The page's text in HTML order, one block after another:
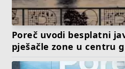
Poreč uvodi besplatni
pješačle zone u centru